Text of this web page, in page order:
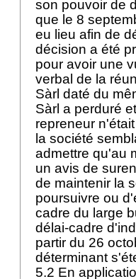
son pouvoir de
que le 8
eu lieu afin de
décision a été
pour avoir une
verbal de la
Sàrl daté du
Sàrl a perduré
repreneur
la société
admettre qu'au
un avis de
de maintenir la
poursuivre ou
cadre du large
délai-cadre
partir du 26
déterminant
5.2 En